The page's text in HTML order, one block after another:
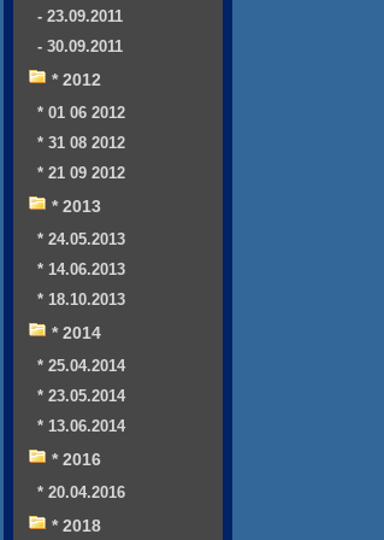
- 23.09.2011
- 30.09.2011
* 2012
* 01 06 2012
* 31 08 2012
* 21 09 2012
* 2013
* 24.05.2013
* 14.06.2013
* 18.10.2013
* 2014
* 25.04.2014
* 23.05.2014
* 13.06.2014
* 2016
* 20.04.2016
* 2018